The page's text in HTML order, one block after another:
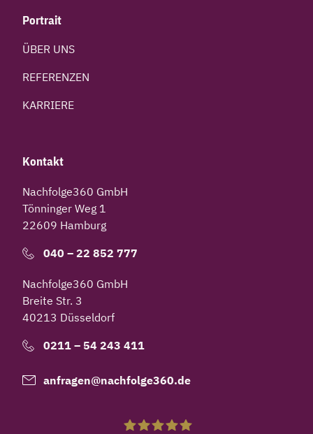
Portrait
ÜBER UNS
REFERENZEN
KARRIERE
Kontakt
Nachfolge360 GmbH
Tönninger Weg 1
22609 Hamburg
040 – 22 852 777
Nachfolge360 GmbH
Breite Str. 3
40213 Düsseldorf
0211 – 54 243 411
anfragen@nachfolge360.de